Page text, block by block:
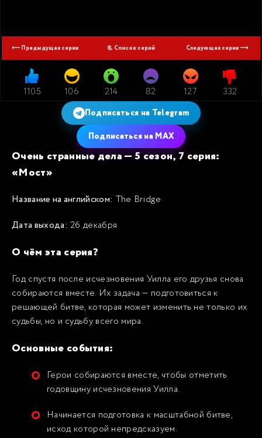
⟵ Предыдущая серия 📃 Список серий Следующая серия ⟶
1105 106 214 82 127 332
Подписаться на Telegram
Подписаться на MAX
Очень странные дела — 5 сезон, 7 серия:
«Мост»
Название на английском: The Bridge
Дата выхода: 26 декабря
О чём эта серия?
Год спустя после исчезновения Уилла его друзья снова
собираются вместе. Их задача — подготовиться к
решающей битве, которая может изменить не только их
судьбы, но и судьбу всего мира.
Основные события:
Герои собираются вместе, чтобы отметить
годовщину исчезновения Уилла.
Начинается подготовка к масштабной битве,
исход которой непредсказуем.